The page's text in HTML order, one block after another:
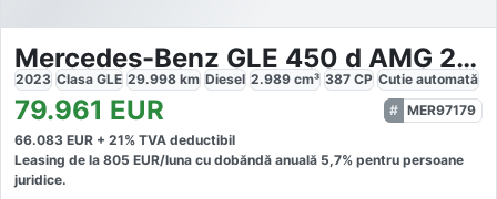
Mercedes-Benz GLE 450 d AMG 20*Pano*HUD*AHK*360°*STHZG*Burmest
2023 Clasa GLE 29.998 km Diesel 2.989 cm³ 387 CP Cutie automată
79.961 EUR
MER97179
66.083 EUR + 21% TVA deductibil
Leasing de la 805 EUR/luna cu dobăndă anuală 5,7% pentru persoane
juridice.